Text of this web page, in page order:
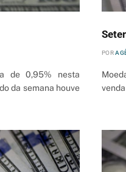
de 0,95% nesta
da semana houve
POR